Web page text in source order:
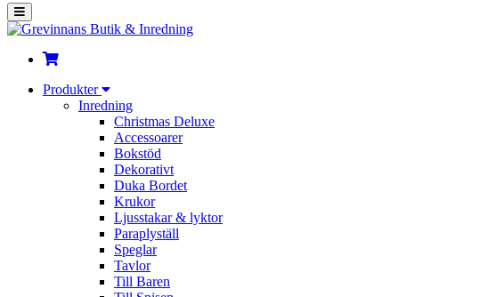
Produkter
Inredning
Christmas Deluxe
Accessoarer
Bokstöd
Dekorativt
Duka Bordet
Krukor
Ljusstakar & lyktor
Paraplyställ
Speglar
Tavlor
Till Baren